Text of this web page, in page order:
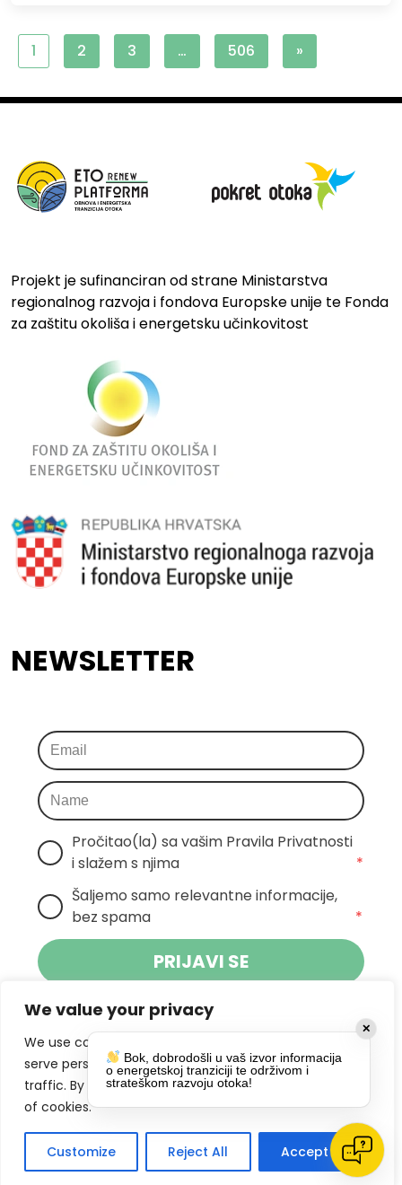
We value your privacy
We use cookies to enhance your browsing experience,
serve personalized ads or content, and analyze our
traffic. By clicking "Accept All", you consent to our use
of cookies.
Customize Reject All Accept All
1 2 3 … 506 »
Projekt je sufinanciran od strane Ministarstva
regionalnog razvoja i fondova Europske unije te Fonda
za zaštitu okoliša i energetsku učinkovitost
NEWSLETTER
Pročitao(la) sa vašim Pravila Privatnosti
i slažem s njima
*
Šaljemo samo relevantne informacije,
bez spama
*
PRIJAVI SE
Klikom na gumb dajete suglasnost za
primanje novosti Pokreta Otoka te se
slažete spolitikom privatnosti.
DRUŠTVENE MREŽE
✕
Bok, dobrodošli u vaš izvor informacija
o energetskoj tranziciji te održivom i
strateškom razvoju otoka!